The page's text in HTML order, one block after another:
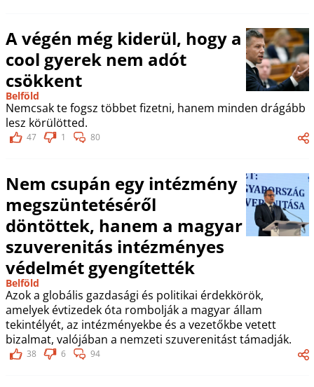
A végén még kiderül, hogy a
cool gyerek nem adót
csökkent
Belföld
Nemcsak te fogsz többet fizetni, hanem minden drágább
lesz körülötted.
47 1 80
Nem csupán egy intézmény
megszüntetéséről
döntöttek, hanem a magyar
szuverenitás intézményes
védelmét gyengítették
Belföld
Azok a globális gazdasági és politikai érdekkörök,
amelyek évtizedek óta rombolják a magyar állam
tekintélyét, az intézményekbe és a vezetőkbe vetett
bizalmat, valójában a nemzeti szuverenitást támadják.
38 6 94